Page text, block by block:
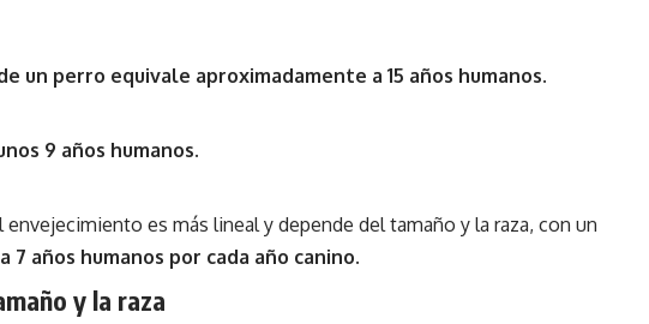
un perro equivale aproximadamente a 15 años humanos.
9 años humanos.
envejecimiento es más lineal y depende del tamaño y la raza, con un
7 años humanos por cada año canino.
y la raza